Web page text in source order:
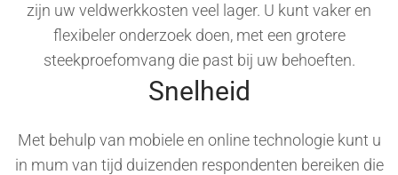
zijn uw veldwerkkosten veel lager. U kunt vaker en
flexibeler onderzoek doen, met een grotere
steekproefomvang die past bij uw behoeften.
Snelheid
Met behulp van mobiele en online technologie kunt u
in mum van tijd duizenden respondenten bereiken die